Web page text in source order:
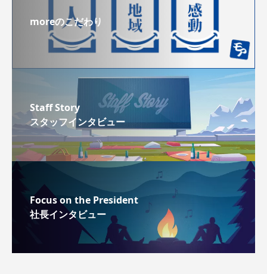
moreのこだわり
Staff Story
スタッフインタビュー
Focus on the President
社長インタビュー